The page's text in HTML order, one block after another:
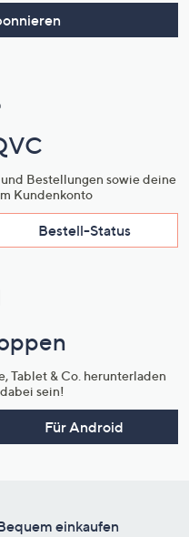
Bestellungen sowie deine
Kundenkonto
Bestell-Status
Tablet & Co. herunterladen
sein!
Für Android
einkaufen